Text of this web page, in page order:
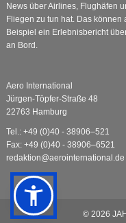
News über Airlines, Flughäfen
Fliegen zu tun hat. Das
Beispiel ein Erlebnisbericht
an Bord.
Aero International
Jürgen-Töpfer-Straße 48
22763 Hamburg
Tel.: +49 (0)40 - 38906–521
Fax: +49 (0)40 - 38906–6521
redaktion@aerointernational.de
© 2026